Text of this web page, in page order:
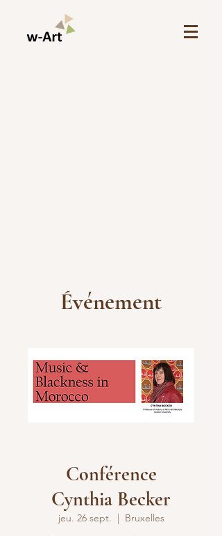
Événement
Conférence
Cynthia Becker
jeu. 26 sept.
  |
Bruxelles